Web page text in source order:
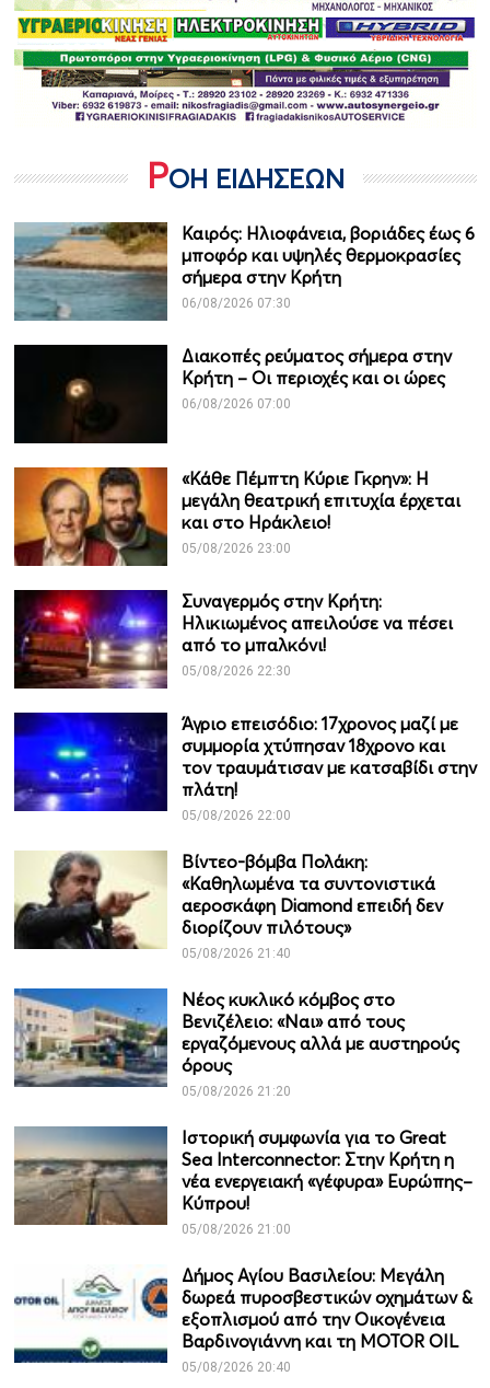
ΡΟΗ ΕΙΔΗΣΕΩΝ
Καιρός: Ηλιοφάνεια, βοριάδες έως 6
μποφόρ και υψηλές θερμοκρασίες
σήμερα στην Κρήτη
06/08/2026 07:30
Διακοπές ρεύματος σήμερα στην
Κρήτη – Οι περιοχές και οι ώρες
06/08/2026 07:00
«Κάθε Πέμπτη Κύριε Γκρην»: Η
μεγάλη θεατρική επιτυχία έρχεται
και στο Ηράκλειο!
05/08/2026 23:00
Συναγερμός στην Κρήτη:
Ηλικιωμένος απειλούσε να πέσει
από το μπαλκόνι!
05/08/2026 22:30
Άγριο επεισόδιο: 17χρονος μαζί με
συμμορία χτύπησαν 18χρονο και
τον τραυμάτισαν με κατσαβίδι στην
πλάτη!
05/08/2026 22:00
Βίντεο-βόμβα Πολάκη:
«Καθηλωμένα τα συντονιστικά
αεροσκάφη Diamond επειδή δεν
διορίζουν πιλότους»
05/08/2026 21:40
Νέος κυκλικό κόμβος στο
Βενιζέλειο: «Ναι» από τους
εργαζόμενους αλλά με αυστηρούς
όρους
05/08/2026 21:20
Ιστορική συμφωνία για το Great
Sea Interconnector: Στην Κρήτη η
νέα ενεργειακή «γέφυρα» Ευρώπης–
Κύπρου!
05/08/2026 21:00
Δήμος Αγίου Βασιλείου: Μεγάλη
δωρεά πυροσβεστικών οχημάτων &
εξοπλισμού από την Οικογένεια
Βαρδινογιάννη και τη MOTOR OIL
05/08/2026 20:40